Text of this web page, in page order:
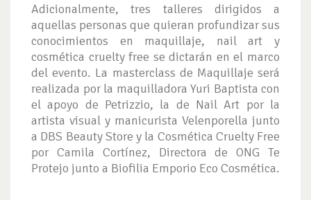
Adicionalmente, tres talleres dirigidos a
aquellas personas que quieran profundizar sus
conocimientos en maquillaje, nail art y
cosmética cruelty free se dictarán en el marco
del evento. La masterclass de Maquillaje será
realizada por la maquilladora Yuri Baptista con
el apoyo de Petrizzio, la de Nail Art por la
artista visual y manicurista Velenporella junto
a DBS Beauty Store y la Cosmética Cruelty Free
por Camila Cortínez, Directora de ONG Te
Protejo junto a Biofilia Emporio Eco Cosmética.